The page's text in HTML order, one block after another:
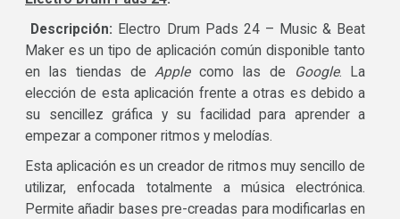
Descripción: Electro Drum Pads 24 – Music & Beat
Maker es un tipo de aplicación común disponible tanto
en las tiendas deApplecomo las de Google. La
elección de esta aplicación frente a otras es debido a
su sencillez gráfica y su facilidad para aprender a
empezar a componer ritmos y melodías.
Esta aplicación es un creador de ritmos muy sencillo de
utilizar, enfocada totalmente a música electrónica.
Permite añadir bases pre-creadas para modificarlas en